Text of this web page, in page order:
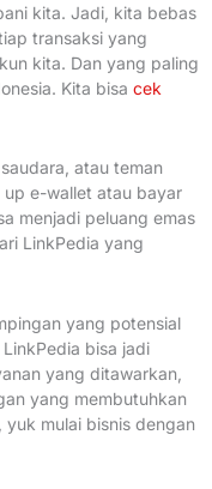
kita. Jadi, kita bebas
transaksi yang
kita. Dan yang paling
Kita bisa cek
atau teman
e-wallet atau bayar
menjadi peluang emas
LinkPedia yang
yang potensial
bisa jadi
yang ditawarkan,
yang membutuhkan
mulai bisnis dengan